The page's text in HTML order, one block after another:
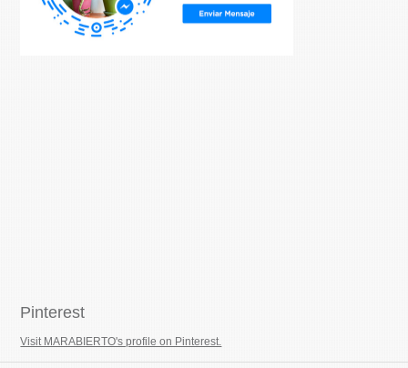
Pinterest
Visit MARABIERTO's profile on Pinterest.